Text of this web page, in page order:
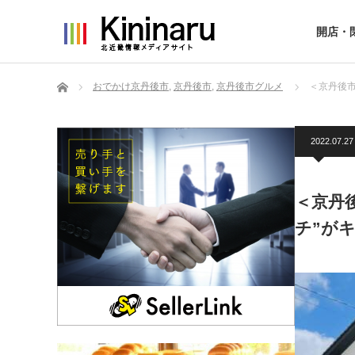
開店・
ホーム おでかけ京丹後市, 京丹後市, 京丹後市グルメ ＜京丹後
2022.07.27
＜京丹
チ”が